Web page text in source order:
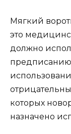
Мягкий
это
должно
которых
назначено